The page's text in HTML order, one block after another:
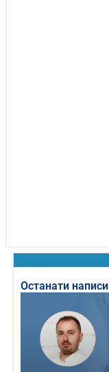
Останати написи